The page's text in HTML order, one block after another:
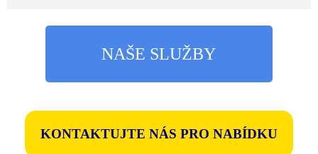
NAŠE SLUŽBY
KONTAKTUJTE NÁS PRO NABÍDKU